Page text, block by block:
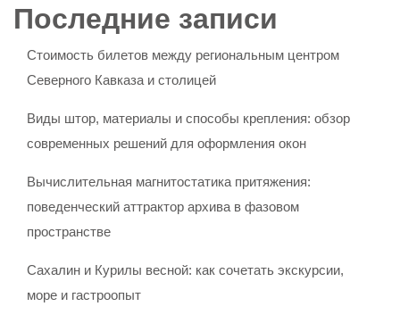
Последние записи
Стоимость билетов между региональным центром
Северного Кавказа и столицей
Виды штор, материалы и способы крепления: обзор
современных решений для оформления окон
Вычислительная магнитостатика притяжения:
поведенческий аттрактор архива в фазовом
пространстве
Сахалин и Курилы весной: как сочетать экскурсии,
море и гастроопыт